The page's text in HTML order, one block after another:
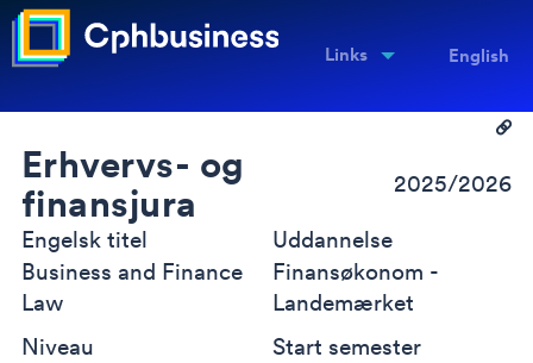
Links English
Erhvervs- og
finansjura
2025/2026
Engelsk titel
Business and Finance
Law
Uddannelse
Finansøkonom -
Landemærket
Niveau
Start semester